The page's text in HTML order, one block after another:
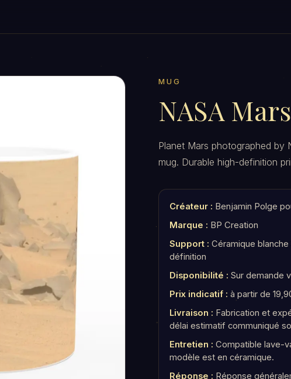
MUG
NASA
Planet Mars photographed by
mug. Durable high-definition
Créateur : Benjamin Polge
Marque : BP Creation
Support : Céramique
définition
Disponibilité : Sur demande
Prix indicatif : à partir de
Livraison : Fabrication et
délai estimatif communiqué
Entretien : Compatible lave-
modèle est en céramique.
Réponse : Réponse